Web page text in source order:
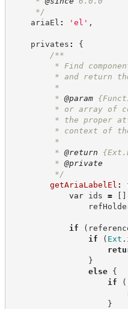
*/
ariaEl : ' el ' ,
privates :
{
/**
* Find component(s)
* and return the
*
* @param
* or array of
* the proper
* context of the
*
* @return
* @private
*/
getAriaLabelEl :
var ids = [ ]
if (
if
( Ext .
}
else
{
if
(
}